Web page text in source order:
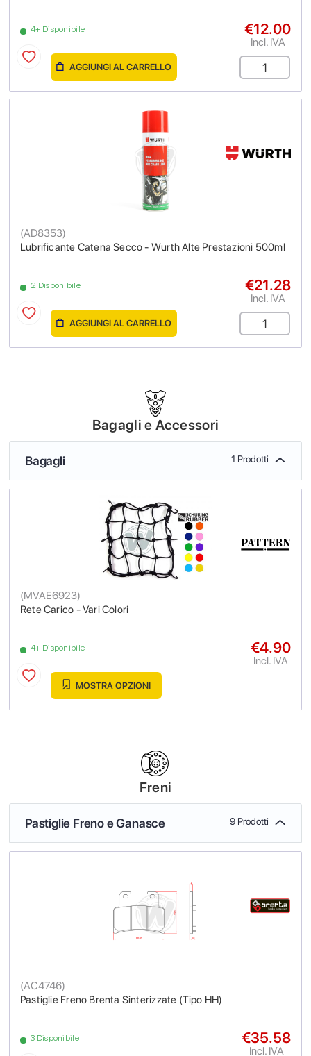
4+ Disponibile €12.00
Incl. IVA
AGGIUNGI AL CARRELLO
Lubrificante Catena Secco - Wurth Alte Prestazioni 500ml
(AD8353)
2 Disponibile €21.28
Incl. IVA
AGGIUNGI AL CARRELLO
Bagagli e Accessori
Bagagli 1 Prodotti
Rete Carico - Vari Colori
(MVAE6923)
4+ Disponibile €4.90
Incl. IVA
MOSTRA OPZIONI
Freni
Pastiglie Freno e Ganasce 9 Prodotti
Pastiglie Freno Brenta Sinterizzate (Tipo HH)
(AC4746)
3 Disponibile €35.58
Incl. IVA